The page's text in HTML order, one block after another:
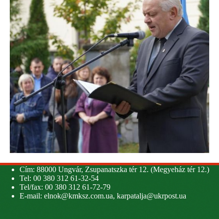
Cím: 88000 Ungvár, Zsupanatszka tér 12. (Megyeház tér 12.)
Tel: 00 380 312 61-32-54
Tel/fax: 00 380 312 61-72-79
E-mail: elnok@kmksz.com.ua, karpatalja@ukrpost.ua